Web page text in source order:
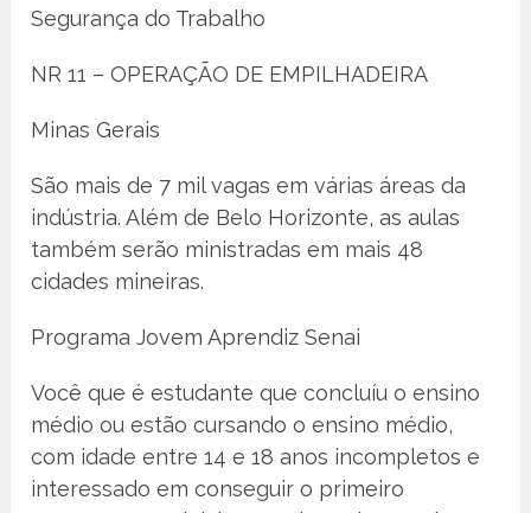
Segurança do Trabalho
NR 11 – OPERAÇÃO DE EMPILHADEIRA
Minas Gerais
São mais de 7 mil vagas em várias áreas da
indústria. Além de Belo Horizonte, as aulas
também serão ministradas em mais 48
cidades mineiras.
Programa Jovem Aprendiz Senai
Você que é estudante que concluíu o ensino
médio ou estão cursando o ensino médio,
com idade entre 14 e 18 anos incompletos e
interessado em conseguir o primeiro